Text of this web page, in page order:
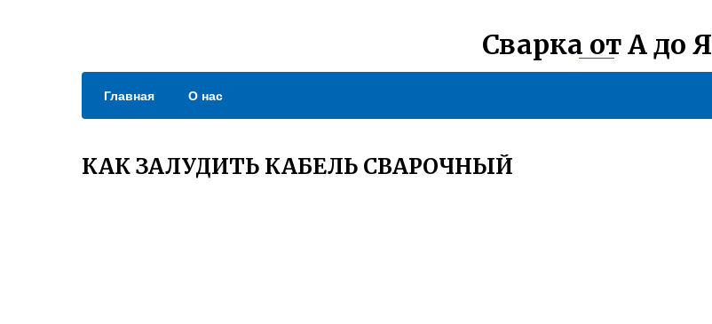
Сварка от А до Я
Главная О нас
КАК ЗАЛУДИТЬ КАБЕЛЬ СВАРОЧНЫЙ